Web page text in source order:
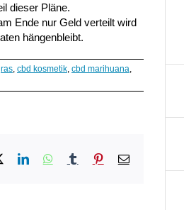
dieser Pläne.
Ende nur Geld verteilt wird
hängenbleibt.
, cbd kosmetik, cbd marihuana,
X LinkedInWhatsApp
TumblrPinterest
E-